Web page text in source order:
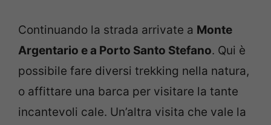
Continuando la strada arrivate a Monte
Argentario e a Porto Santo Stefano. Qui è
possibile fare diversi trekking nella natura,
o affittare una barca per visitare la tante
incantevoli cale. Un’altra visita che vale la